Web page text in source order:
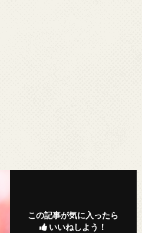
この記事が気に入ったら
いいねしよう！